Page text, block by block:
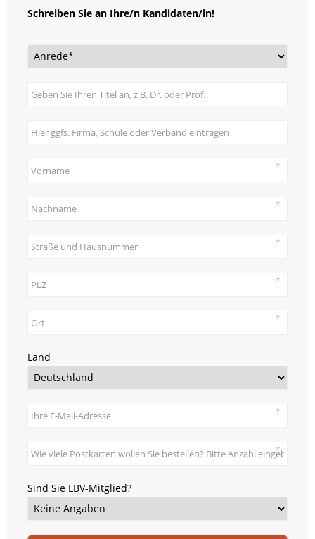
Schreiben Sie an Ihre/n Kandidaten/in!
Land
Sind Sie LBV-Mitglied?